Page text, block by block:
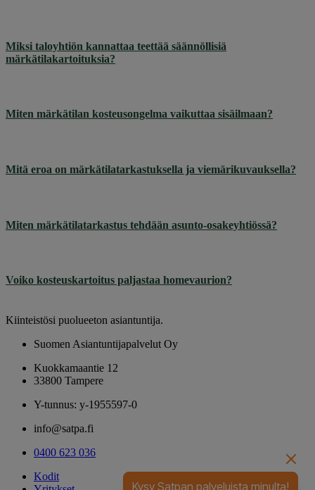
Kysy Satpan palveluista minulta!
Miksi taloyhtiön kannattaa teettää säännöllisiä
märkätilakartoituksia?
Miten märkätilan kosteusongelma vaikuttaa sisäilmaan?
Mitä eroa on märkätilatarkastuksella ja viemärikuvauksella?
Miten märkätilatarkastus tehdään asunto-osakeyhtiössä?
Voiko kosteuskartoitus paljastaa homevaurion?
Kiinteistösi puolueeton asiantuntija.
Suomen Asiantuntijapalvelut Oy
Kuokkamaantie 12
33800 Tampere
Y-tunnus: y-1955597-0
info@satpa.fi
0400 623 036
Kodit